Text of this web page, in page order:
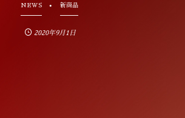
NEWS 新商品
2020年9月1日